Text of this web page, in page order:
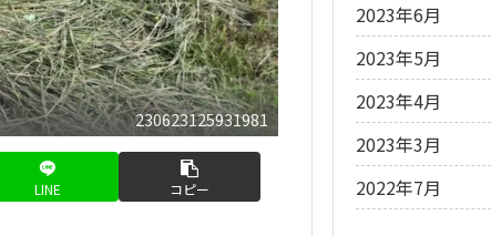
230623125931981
LINE コピー
2023年6月
2023年5月
2023年4月
2023年3月
2022年7月